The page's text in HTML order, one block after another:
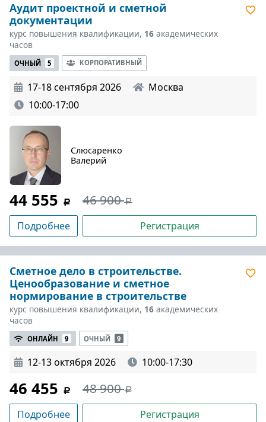
Аудит проектной и сметной
документации
курс повышения квалификации, 16 академических
часов
ОЧНЫЙ 5 КОРПОРАТИВНЫЙ
17-18 сентября 2026
Москва
10:00-17:00
Слюсаренко
Валерий
44 555 46 900
Подробнее Регистрация
Сметное дело в строительстве.
Ценообразование и сметное
нормирование в строительстве
курс повышения квалификации, 16 академических
часов
ОНЛАЙН 9 ОЧНЫЙ 9
12-13 октября 2026 10:00-17:30
46 455 48 900
Подробнее Регистрация